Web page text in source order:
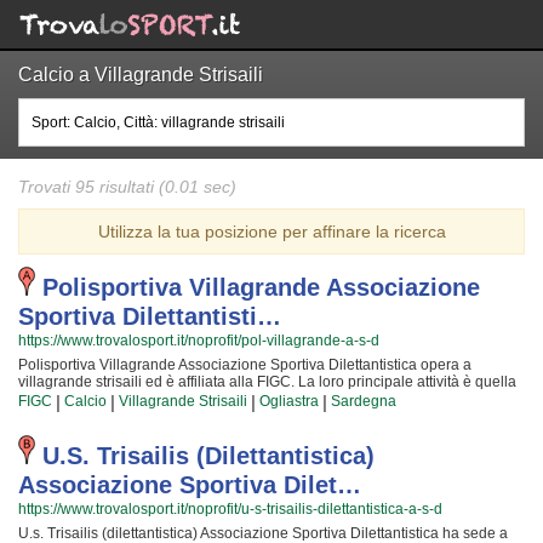
Calcio a Villagrande Strisaili
Trovati 95 risultati (0.01 sec)
Utilizza la tua posizione per affinare la ricerca
Polisportiva Villagrande Associazione
Sportiva Dilettantisti…
https://www.trovalosport.it/noprofit/pol-villagrande-a-s-d
Polisportiva Villagrande Associazione Sportiva Dilettantistica opera a
villagrande strisaili ed è affiliata alla FIGC. La loro principale attività è quella
di promuovere il calcio organizzando corsi rivolti a bambini e ragazzi.
Polisportiva Villagrande Associazione Sportiva Dilettantistica è radicata nella
comunità di villagrande strisaili ha educato generazioni di atleti,
accompagnandoli in tutto il percorso di crescita e di maturazione tipico degli
sport di squadra. I loro istruttori di calcio sono tra i più esperti e qualificati
della zona e sono sicuramente i più adatti a sviluppare il talento dei bambini
che iniziano a giocare e dei ragazzi che vogliono raggiungere livelli di
eccellenza. Per questo motivo Polisportiva Villagrande Associazione
Sportiva Dilettantistica sarà lieta di accogliere anche tuo figlio all'interno
FIGC | Calcio | Villagrande Strisaili | Ogliastra | Sardegna
U.s. Trisailis (dilettantistica)
Associazione Sportiva Dilet…
https://www.trovalosport.it/noprofit/u-s-trisailis-dilettantistica-a-s-d
U.s. Trisailis (dilettantistica) Associazione Sportiva Dilettantistica ha sede a